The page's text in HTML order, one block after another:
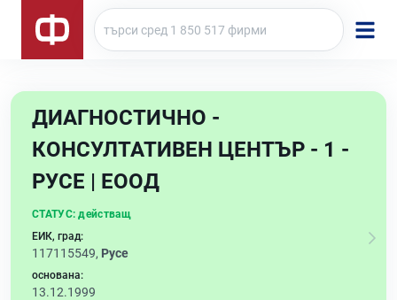
ДИАГНОСТИЧНО -
КОНСУЛТАТИВЕН ЦЕНТЪР - 1 -
РУСЕ | ЕООД
СТАТУС: действащ
ЕИК, град:
117115549, Русе
основана:
13.12.1999